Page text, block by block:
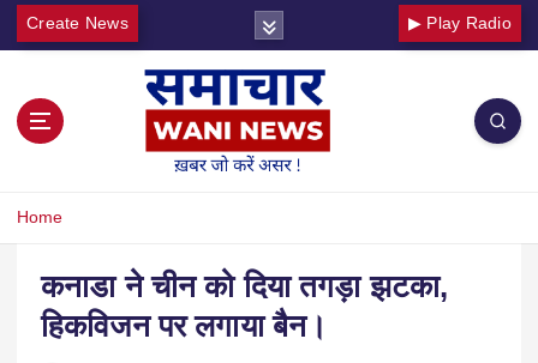
Create News ▶ Play Radio
Home
कनाडा ने चीन को दिया तगड़ा झटका,
हिकविजन पर लगाया बैन।